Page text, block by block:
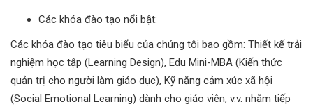
Các khóa đào tạo nổi bật:
Các khóa đào tạo tiêu biểu của chúng tôi bao gồm: Thiết kế trải
nghiệm học tập (Learning Design), Edu Mini-MBA (Kiến thức
quản trị cho người làm giáo dục), Kỹ năng cảm xúc xã hội
(Social Emotional Learning) dành cho giáo viên, v.v. nhằm tiếp